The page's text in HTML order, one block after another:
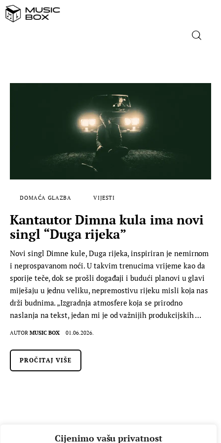
Cijenimo vašu privatnost
DOMAĆA GLAZBA
STRANA GLAZBA
DOMAĆA GLAZBA VIJESTI
Kantautor Dimna kula ima novi
singl “Duga rijeka”
Novi singl Dimne kule, Duga rijeka, inspiriran je nemirnom
i neprospavanom noći. U takvim trenucima vrijeme kao da
sporije teče, dok se prošli događaji i budući planovi u glavi
miješaju u jednu veliku, nepremostivu rijeku misli koja nas
drži budnima. „Izgradnja atmosfere koja se prirodno
naslanja na tekst, jedan mi je od važnijih produkcijskih …
AUTOR MUSIC BOX 01.06.2026.
PROČITAJ VIŠE